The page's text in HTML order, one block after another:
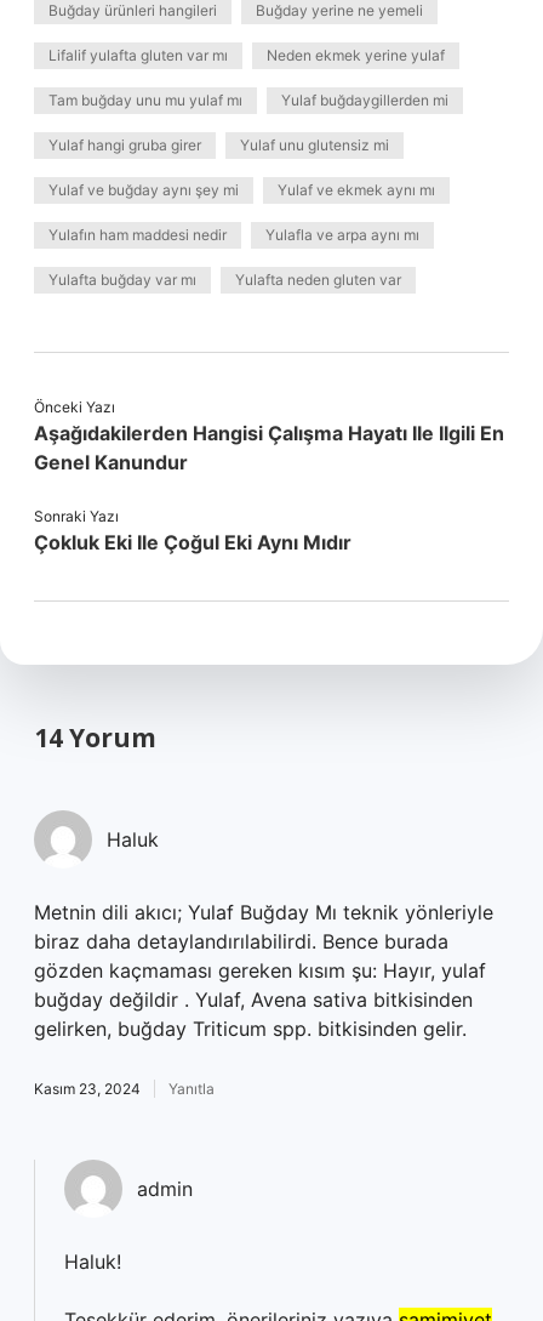
Buğday ürünleri hangileri Buğday yerine ne yemeli
Lifalif yulafta gluten var mı Neden ekmek yerine yulaf
Tam buğday unu mu yulaf mı Yulaf buğdaygillerden mi
Yulaf hangi gruba girer Yulaf unu glutensiz mi
Yulaf ve buğday aynı şey mi Yulaf ve ekmek aynı mı
Yulafın ham maddesi nedir Yulafla ve arpa aynı mı
Yulafta buğday var mı Yulafta neden gluten var
Önceki Yazı
Aşağıdakilerden Hangisi Çalışma Hayatı Ile Ilgili En
Genel Kanundur
Sonraki Yazı
Çokluk Eki Ile Çoğul Eki Aynı Mıdır
14 Yorum
Haluk
Metnin dili akıcı; Yulaf Buğday Mı teknik yönleriyle
biraz daha detaylandırılabilirdi. Bence burada
gözden kaçmaması gereken kısım şu: Hayır, yulaf
buğday değildir . Yulaf, Avena sativa bitkisinden
gelirken, buğday Triticum spp. bitkisinden gelir.
Kasım 23, 2024 Yanıtla
admin
Haluk!